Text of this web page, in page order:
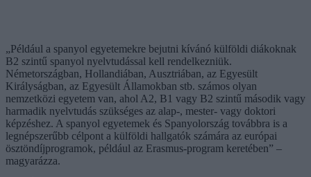
„Például a spanyol egyetemekre bejutni kívánó külföldi diákoknak
B2 szintű spanyol nyelvtudással kell rendelkezniük.
Németországban, Hollandiában, Ausztriában, az Egyesült
Királyságban, az Egyesült Államokban stb. számos olyan
nemzetközi egyetem van, ahol A2, B1 vagy B2 szintű második vagy
harmadik nyelvtudás szükséges az alap-, mester- vagy doktori
képzéshez. A spanyol egyetemek és Spanyolország továbbra is a
legnépszerűbb célpont a külföldi hallgatók számára az európai
ösztöndíjprogramok, például az Erasmus-program keretében” –
magyarázza.